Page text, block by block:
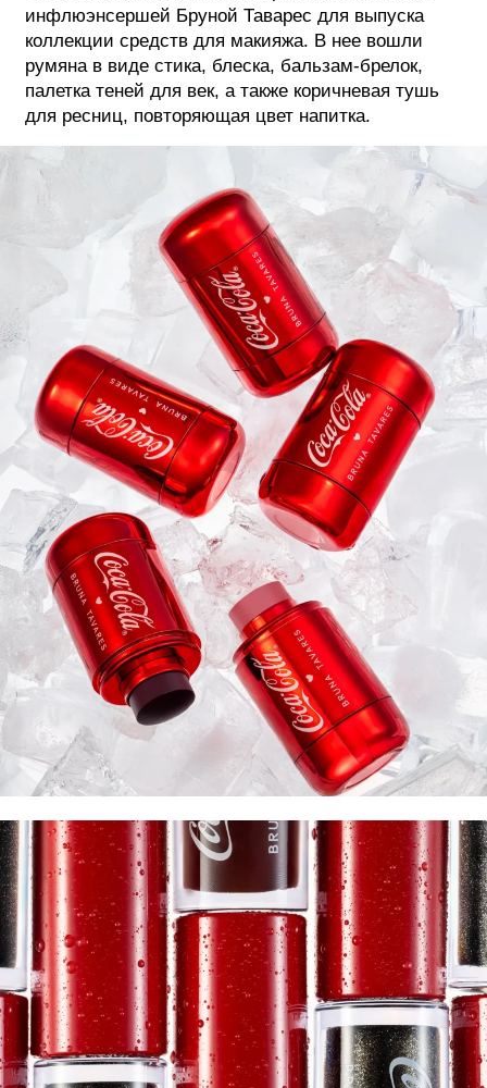
инфлюэнсершей Бруной Таварес для выпуска
коллекции средств для макияжа. В нее вошли
румяна в виде стика, блеска, бальзам-брелок,
палетка теней для век, а также коричневая тушь
для ресниц, повторяющая цвет напитка.